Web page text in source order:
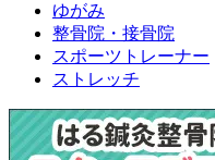
ゆがみ
整骨院・接骨院
スポーツトレーナー
ストレッチ